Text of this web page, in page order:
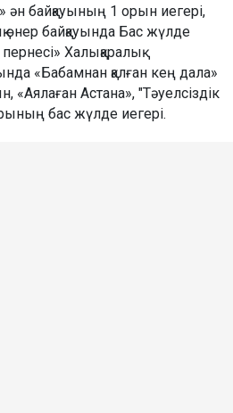
ән байқауының 1 орын иегері,
өнер байқауында Бас жүлде
Халықаралық
«Бабамнан қалған кең дала»
Астана», "Тәуелсіздік
бас жүлде иегері.